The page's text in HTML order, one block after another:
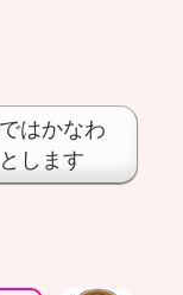
はかなわ
します